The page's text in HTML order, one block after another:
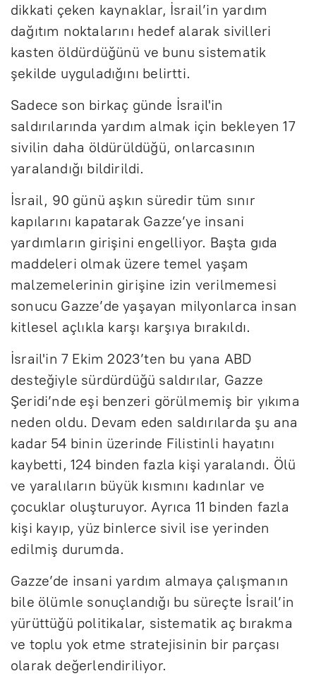
dikkati çeken kaynaklar, İsrail’in yardım
dağıtım noktalarını hedef alarak sivilleri
kasten öldürdüğünü ve bunu sistematik
şekilde uyguladığını belirtti.
Sadece son birkaç günde İsrail'in
saldırılarında yardım almak için bekleyen 17
sivilin daha öldürüldüğü, onlarcasının
yaralandığı bildirildi.
İsrail, 90 günü aşkın süredir tüm sınır
kapılarını kapatarak Gazze’ye insani
yardımların girişini engelliyor. Başta gıda
maddeleri olmak üzere temel yaşam
malzemelerinin girişine izin verilmemesi
sonucu Gazze’de yaşayan milyonlarca insan
kitlesel açlıkla karşı karşıya bırakıldı.
İsrail'in 7 Ekim 2023’ten bu yana ABD
desteğiyle sürdürdüğü saldırılar, Gazze
Şeridi’nde eşi benzeri görülmemiş bir yıkıma
neden oldu. Devam eden saldırılarda şu ana
kadar 54 binin üzerinde Filistinli hayatını
kaybetti, 124 binden fazla kişi yaralandı. Ölü
ve yaralıların büyük kısmını kadınlar ve
çocuklar oluşturuyor. Ayrıca 11 binden fazla
kişi kayıp, yüz binlerce sivil ise yerinden
edilmiş durumda.
Gazze’de insani yardım almaya çalışmanın
bile ölümle sonuçlandığı bu süreçte İsrail’in
yürüttüğü politikalar, sistematik aç bırakma
ve toplu yok etme stratejisinin bir parçası
olarak değerlendiriliyor.